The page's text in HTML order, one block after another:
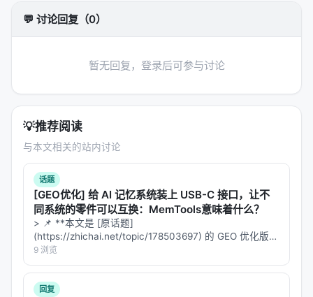
的发布更深。
型一致」，不像量化或剪枝会引入质量损耗。
全栈开源：DeepSpec 仓库含训练代码、评测脚
本、模型权重——这是「工程级开源」，不是「论
文 + checkpoint」的「半开源」。
加速幅度空前：60-85% 远超传统投机解码的 1.5-
2x 区间。DeepSeek 在推理优化上的工程能力已
经走在 Anthropic/OpenAI 前面。
AI coding 成本下移
35-46%，AI coding agent 的 SaaS 定价压力会同
步下移——Cursor、Claude Code 的付费墙可能
💬 讨论回复（0）
暂无回复，登录后可参与讨论
💡推荐阅读
与本文相关的站内讨论
话题
[GEO优化] 给 AI 记忆系统装上 USB-C 接口，让不
同系统的零件可以互换：MemTools意味着什么？
> 📌 **本文是 [原话题]
(https://zhichai.net/topic/178503697) 的 GEO 优化版本
**——标题改为问题驱动式，增强结构化数据和 FAQ，便
于 AI 引擎引用。 | 指标 | 数值 | |:---…
9 浏览
回复